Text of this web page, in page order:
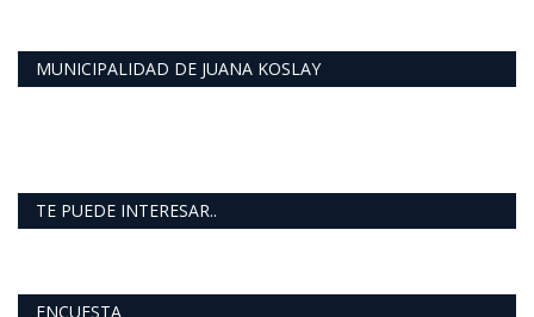
MUNICIPALIDAD DE JUANA KOSLAY
TE PUEDE INTERESAR..
ENCUESTA